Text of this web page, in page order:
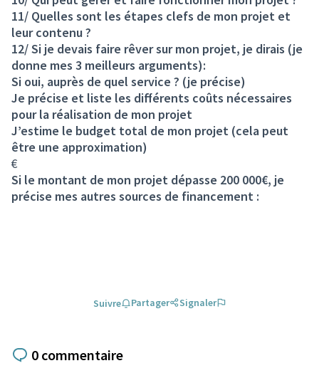
11/ Quelles sont les étapes clefs de mon projet et
leur contenu ?
12/ Si je devais faire rêver sur mon projet, je dirais (je
donne mes 3 meilleurs arguments):
Si oui, auprès de quel service ? (je précise)
Je précise et liste les différents coûts nécessaires
pour la réalisation de mon projet
J’estime le budget total de mon projet (cela peut
être une approximation)
€
Si le montant de mon projet dépasse 200 000€, je
précise mes autres sources de financement :
Suivre Partager Signaler
0 commentaire